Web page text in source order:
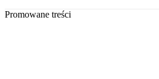
Promowane treści